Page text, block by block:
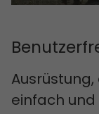
einfach